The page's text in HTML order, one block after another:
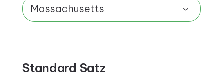
Massachusetts
Standard Satz